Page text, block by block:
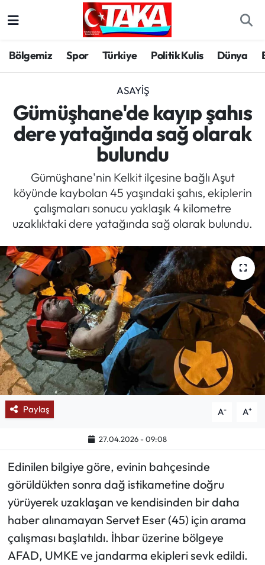
Bölgemiz Spor Türkiye Politik Kulis Dünya
ASAYIŞ
Gümüşhane'de kayıp şahıs
dere yatağında sağ olarak
bulundu
Gümüşhane'nin Kelkit ilçesine bağlı Aşut
köyünde kaybolan 45 yaşındaki şahıs, ekiplerin
çalışmaları sonucu yaklaşık 4 kilometre
uzaklıktaki dere yatağında sağ olarak bulundu.
Paylaş A- A+
27.04.2026 - 09:08
Edinilen bilgiye göre, evinin bahçesinde
görüldükten sonra dağ istikametine doğru
yürüyerek uzaklaşan ve kendisinden bir daha
haber alınamayan Servet Eser (45) için arama
çalışması başlatıldı. İhbar üzerine bölgeye
AFAD, UMKE ve jandarma ekipleri sevk edildi.
Spor
Türkiye
Kültür/Sanat
Politik Kulis
Dünya
Magazin
Mektup Galeri
Röportaj
Manşet
Köşe Yazıları
Karikatür Galeri
ASTROLOJİ
Spor Yazıları
Mektup Galeri
Ekonomi
Trabzon Hava Durumu
Trabzon Trafik Yoğunluk Haritası
Süper Lig Puan Durumu ve Fikstür
Tüm Manşetler
Son Dakika Haberleri
Haber Arşivi